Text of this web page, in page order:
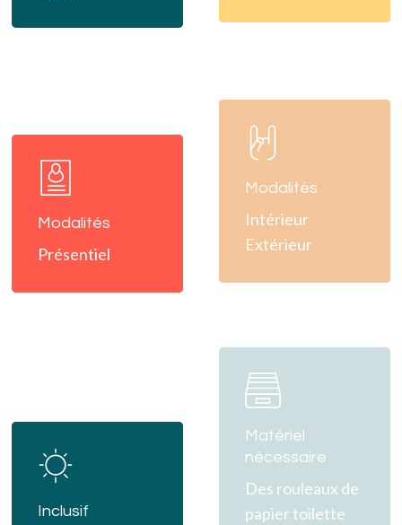
Modalités
Présentiel
Modalités
Intérieur
Extérieur
Inclusif
Matériel
nécessaire
Des rouleaux de
papier toilette